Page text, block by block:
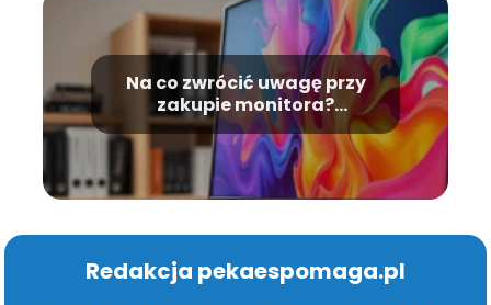
Na co zwrócić uwagę przy
zakupie monitora?
Praktyczne porady
Redakcja pekaespomaga.pl